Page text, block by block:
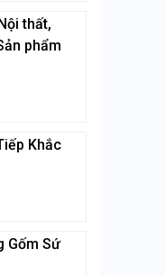
thất,
phẩm
Khắc
Gốm Sứ